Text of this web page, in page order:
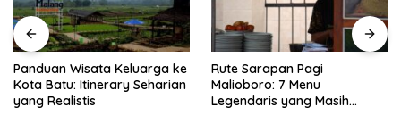
Panduan Wisata Keluarga ke
Kota Batu: Itinerary Seharian
yang Realistis
Rute Sarapan Pagi
Malioboro: 7 Menu
Legendaris yang Masih